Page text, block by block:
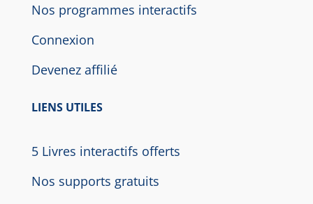
Nos programmes interactifs
Connexion
Devenez affilié
LIENS UTILES
5 Livres interactifs offerts
Nos supports gratuits